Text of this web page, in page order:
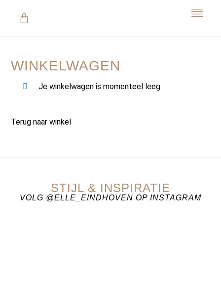
WINKELWAGEN
Je winkelwagen is momenteel leeg.
Terug naar winkel
STIJL & INSPIRATIE
VOLG @ELLE_EINDHOVEN OP INSTAGRAM